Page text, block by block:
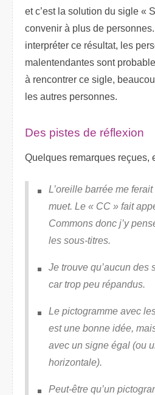
et c’est la solution du sigle «
convenir à plus de
interpréter ce résultat, les
malentendantes sont
à rencontrer ce sigle,
les autres personnes.
Des pistes de réflexion
Quelques remarques reçues,
L’oreille barrée me
muet. Le « CC » fait
Commonsdonc j’y
les sous-titres.
Je trouve qu’aucun des
car trop peu répandus.
Le pictogramme avec
est une bonne idée,
avec un signe égal (ou
horizontale).
Peut-être qu’un